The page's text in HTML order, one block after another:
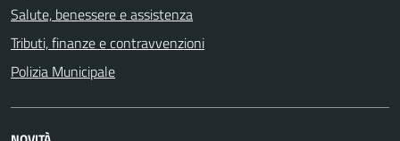
Salute, benessere e assistenza
Tributi, finanze e contravvenzioni
Polizia Municipale